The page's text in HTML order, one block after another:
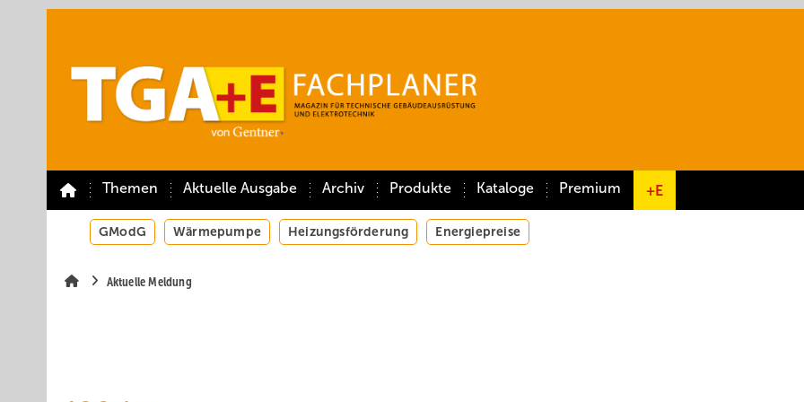
Themen Aktuelle Ausgabe Archiv Produkte Kataloge Premium +E
GModG Wärmepumpe Heizungsförderung Energiepreise
Aktuelle Meldung